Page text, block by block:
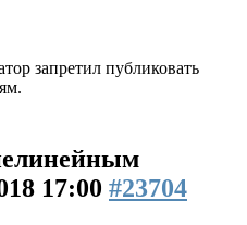
запретил публиковать
17:00 #23704